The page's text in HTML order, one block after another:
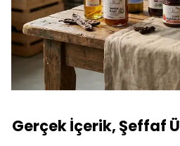
Gerçek İçerik, Şeffaf